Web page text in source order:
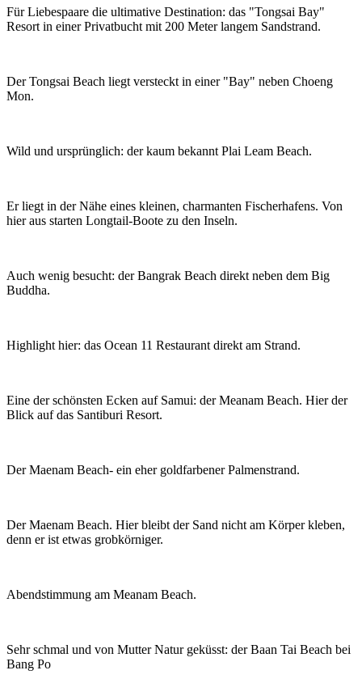
Für Liebespaare die ultimative Destination: das "Tongsai Bay"
Resort in einer Privatbucht mit 200 Meter langem Sandstrand.
Der Tongsai Beach liegt versteckt in einer "Bay" neben Choeng
Mon.
Wild und ursprünglich: der kaum bekannt Plai Leam Beach.
Er liegt in der Nähe eines kleinen, charmanten Fischerhafens. Von
hier aus starten Longtail-Boote zu den Inseln.
Auch wenig besucht: der Bangrak Beach direkt neben dem Big
Buddha.
Highlight hier: das Ocean 11 Restaurant direkt am Strand.
Eine der schönsten Ecken auf Samui: der Meanam Beach. Hier der
Blick auf das Santiburi Resort.
Der Maenam Beach- ein eher goldfarbener Palmenstrand.
Der Maenam Beach. Hier bleibt der Sand nicht am Körper kleben,
denn er ist etwas grobkörniger.
Abendstimmung am Meanam Beach.
Sehr schmal und von Mutter Natur geküsst: der Baan Tai Beach bei
Bang Po